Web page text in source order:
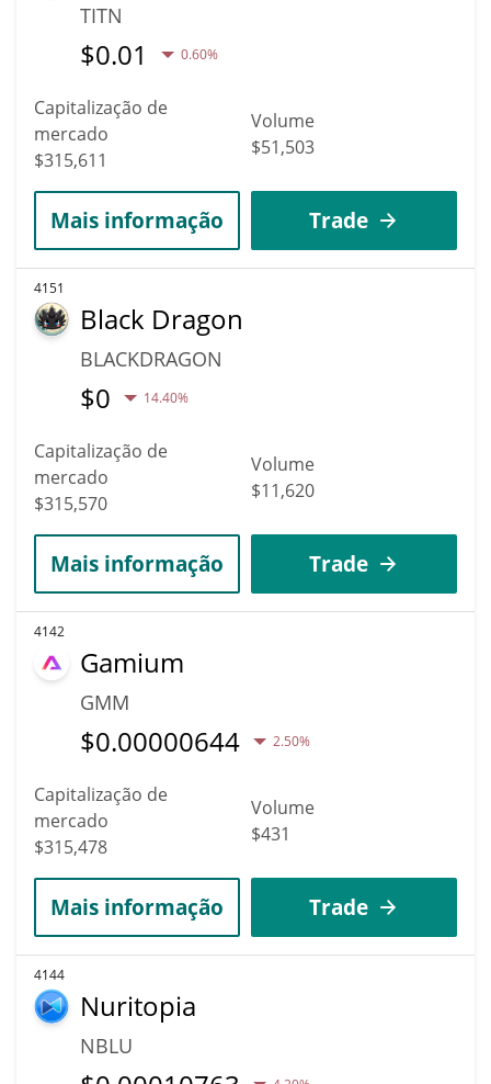
TITN
$0.01 0.60%
Capitalização de
mercado
$315,611
Volume
$51,503
Mais informação Trade
4151
Black Dragon
BLACKDRAGON
$0 14.40%
Capitalização de
mercado
$315,570
Volume
$11,620
Mais informação Trade
4142
Gamium
GMM
$0.00000644 2.50%
Capitalização de
mercado
$315,478
Volume
$431
Mais informação Trade
4144
Nuritopia
NBLU